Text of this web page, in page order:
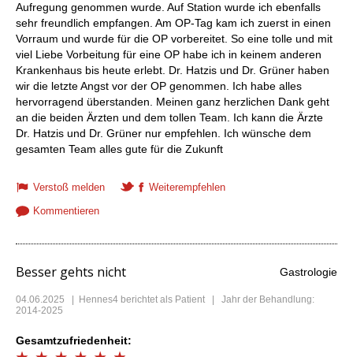
Aufregung genommen wurde. Auf Station wurde ich ebenfalls
sehr freundlich empfangen. Am OP-Tag kam ich zuerst in einen
Vorraum und wurde für die OP vorbereitet. So eine tolle und mit
viel Liebe Vorbeitung für eine OP habe ich in keinem anderen
Krankenhaus bis heute erlebt. Dr. Hatzis und Dr. Grüner haben
wir die letzte Angst vor der OP genommen. Ich habe alles
hervorragend überstanden. Meinen ganz herzlichen Dank geht
an die beiden Ärzten und dem tollen Team. Ich kann die Ärzte
Dr. Hatzis und Dr. Grüner nur empfehlen. Ich wünsche dem
gesamten Team alles gute für die Zukunft
Verstoß melden
Weiterempfehlen
Kommentieren
Besser gehts nicht Gastrologie
04.06.2025 Hennes4 berichtet als Patient | Jahr der Behandlung:
2014-2025
Gesamtzufriedenheit: